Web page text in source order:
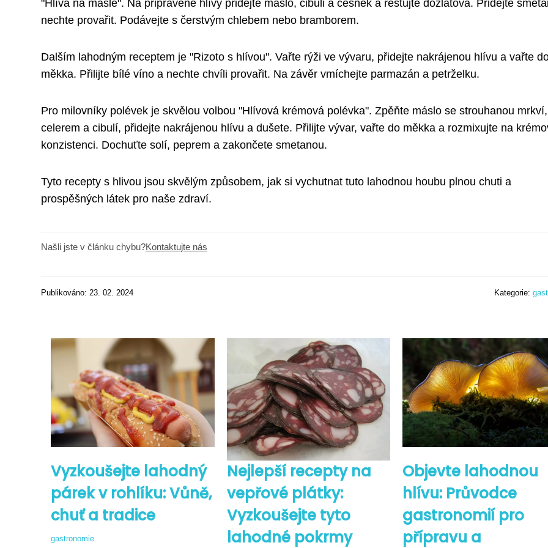
"Hlíva na másle". Na připravené hlívy přidejte máslo, cibuli a česnek a restujte dozlatova. Přidejte
nechte provařit. Podávejte s čerstvým chlebem nebo bramborem.
Dalším lahodným receptem je "Rizoto s hlívou". Vařte rýži ve vývaru, přidejte nakrájenou hlívu a vařte
měkka. Přilijte bílé víno a nechte chvíli provařit. Na závěr vmíchejte parmazán a petrželku.
Pro milovníky polévek je skvělou volbou "Hlívová krémová polévka". Zpěňte máslo se strouhanou mrkví,
celerem a cibulí, přidejte nakrájenou hlívu a dušete. Přilijte vývar, vařte do měkka a rozmixujte na
konzistenci. Dochuťte solí, peprem a zakončete smetanou.
Tyto recepty s hlivou jsou skvělým způsobem, jak si vychutnat tuto lahodnou houbu plnou chuti a
prospěšných látek pro naše zdraví.
Našli jste v článku chybu?Kontaktujte nás
Publikováno: 23. 02. 2024 Kategorie:
Vyzkoušejte lahodný
párek v rohlíku: Vůně,
chuť a tradice
gastronomie
Nejlepší recepty na
vepřové plátky:
Vyzkoušejte tyto
lahodné pokrmy
Objevte lahodnou
hlívu: Průvodce
gastronomií pro
přípravu a